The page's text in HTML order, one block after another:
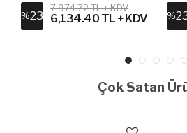
%23
7,974.72 TL + KDV
6,134.40 TL + KDV %
Çok Satan